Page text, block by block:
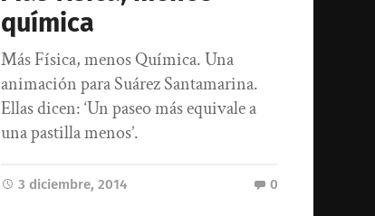
química
Más Física, menos Química. Una
animación para Suárez Santamarina.
Ellas dicen: ‘Un paseo más equivale a
una pastilla menos’.
3 diciembre, 2014 0